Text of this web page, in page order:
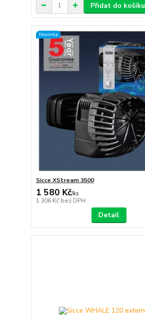
Přidat do košíku
Novinka
Sicce XStream 3500
1 580 Kč/ks
1 306 Kč bez DPH
Detail